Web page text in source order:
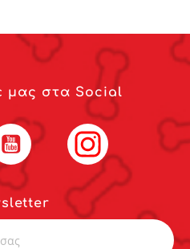
μας στα Social
YouTube Instagram